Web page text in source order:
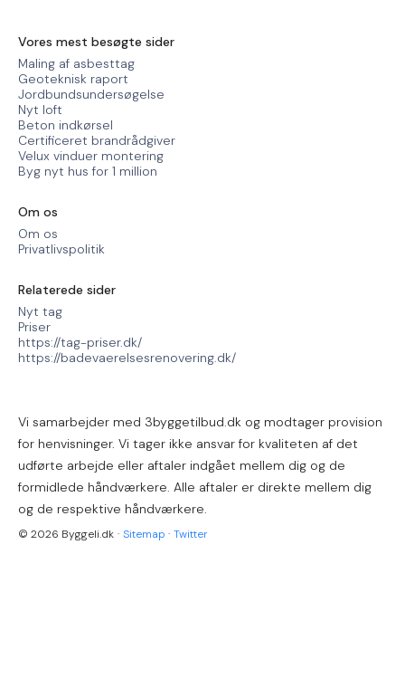
Vores mest besøgte sider
Maling af asbesttag
Geoteknisk raport
Jordbundsundersøgelse
Nyt loft
Beton indkørsel
Certificeret brandrådgiver
Velux vinduer montering
Byg nyt hus for 1 million
Om os
Om os
Privatlivspolitik
Relaterede sider
Nyt tag
Priser
https://tag-priser.dk/
https://badevaerelsesrenovering.dk/
Vi samarbejder med 3byggetilbud.dk og modtager provision
for henvisninger. Vi tager ikke ansvar for kvaliteten af det
udførte arbejde eller aftaler indgået mellem dig og de
formidlede håndværkere. Alle aftaler er direkte mellem dig
og de respektive håndværkere.
© 2026 Byggeli.dk · Sitemap · Twitter